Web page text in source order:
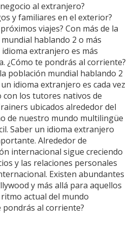
al extranjero?
y familiares en el exterior?
viajes? Con más de la
hablando 2 o más
extranjero es más
¿Cómo te pondrás al corriente?
población mundial hablando 2
idioma extranjero es cada vez
con los tutores nativos de
ubicados alrededor del
de nuestro mundo multilingüe
Saber un idioma extranjero
Alrededor de
internacional sigue creciendo
y las relaciones personales
Existen abundantes
y más allá para aquellos
actual del mundo
pondrás al corriente?